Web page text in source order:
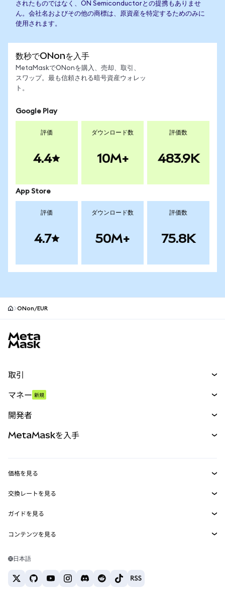
されたものではなく、ON Semiconductorとの提携もありませ
ん。会社名およびその他の商標は、原資産を特定するためのみに
使用されます。
数秒でONonを入手
MetaMaskでONonを購入、売却、取引、
スワップ。最も信頼される暗号資産ウォレッ
ト。
Google Play
評価
4.4
ダウンロード数
10M+
評価数
483.9K
App Store
評価
4.7
ダウンロード数
50M+
評価数
75.8K
ONon/EUR
取引
パーペチュアル
RWA
マネー 新規
開発者
MetaMask Connect
Snaps
Web3サービス
MetaMaskを入手
セキュリティ
サポート
キャリア
お問い合わせ
価格を見る
イーサリアムの価格
Solanaの価格
Tetherの価格
交換レートを見る
ETH→USD
USDT→INR
BTC→INR
ETH→USDT
ガイドを見る
ETHの購入
USDTの購入
コンテンツを見る
Solanaウォレット
日本語